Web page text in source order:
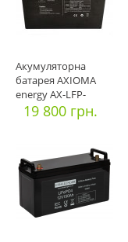
Акумуляторна
батарея AXIOMA
energy AX-LFP-
100/12.8 LiFePo4-(
19 800 грн.